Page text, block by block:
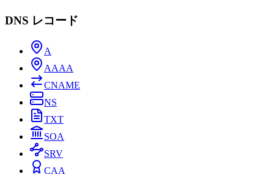
DNS レコード
A
AAAA
CNAME
NS
TXT
SOA
SRV
CAA